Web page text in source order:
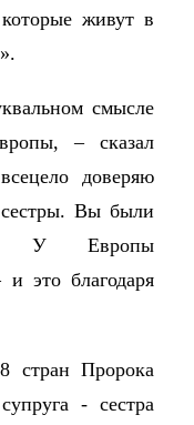
живут в
смысле
– сказал
доверяю
Вы были
У Европы
и это благодаря
стран Пророка
- сестра